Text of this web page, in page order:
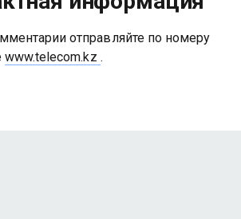
отправляйте по номеру
www.telecom.kz .